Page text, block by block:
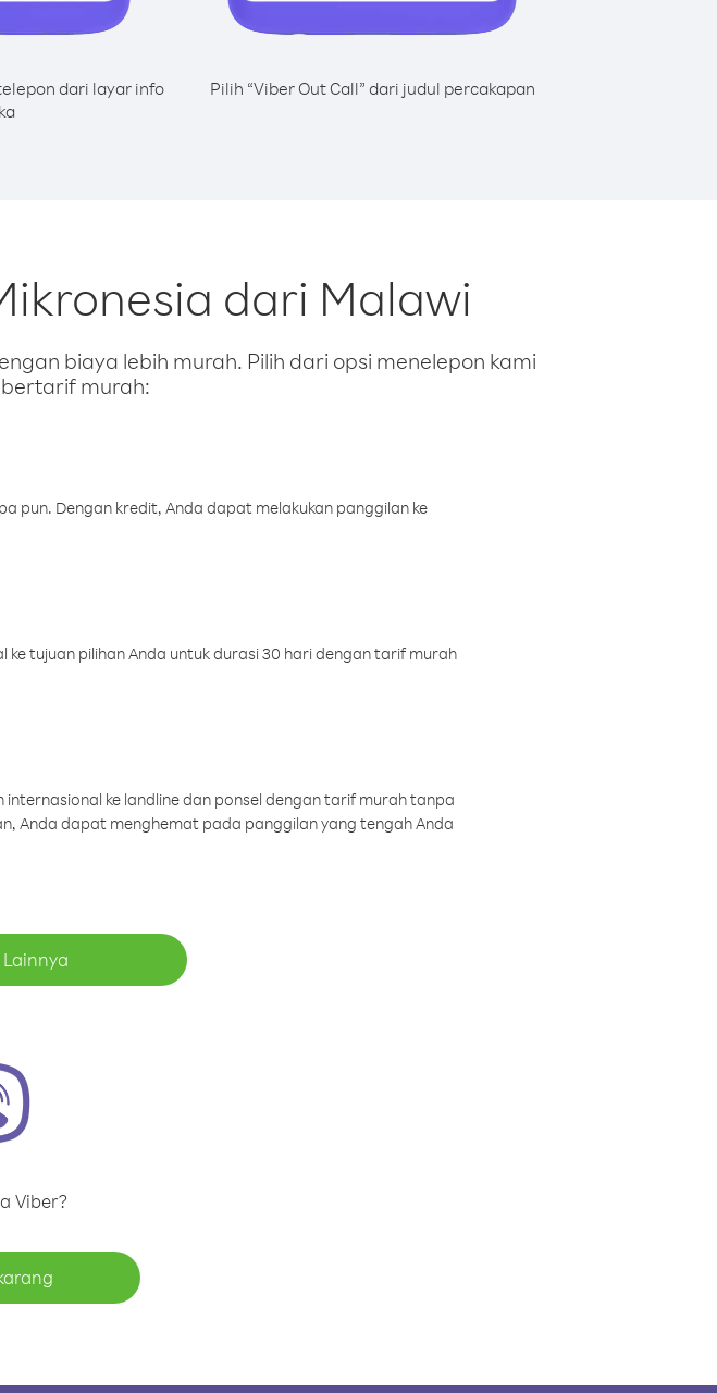
dari layar info
Pilih “Viber Out Call” dari judul percakapan
dari Malawi
biaya lebih murah. Pilih dari opsi menelepon kami
murah:
pun. Dengan kredit, Anda dapat melakukan panggilan ke
tujuan pilihan Anda untuk durasi 30 hari dengan tarif murah
ke landline dan ponsel dengan tarif murah tanpa
Anda dapat menghemat pada panggilan yang tengah Anda
Viber?